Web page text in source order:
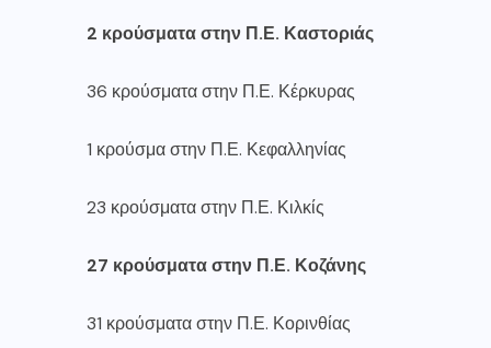
2 κρούσματα στην Π.Ε. Καστοριάς
36 κρούσματα στην Π.Ε. Κέρκυρας
1 κρούσμα στην Π.Ε. Κεφαλληνίας
23 κρούσματα στην Π.Ε. Κιλκίς
27 κρούσματα στην Π.Ε. Κοζάνης
31 κρούσματα στην Π.Ε. Κορινθίας